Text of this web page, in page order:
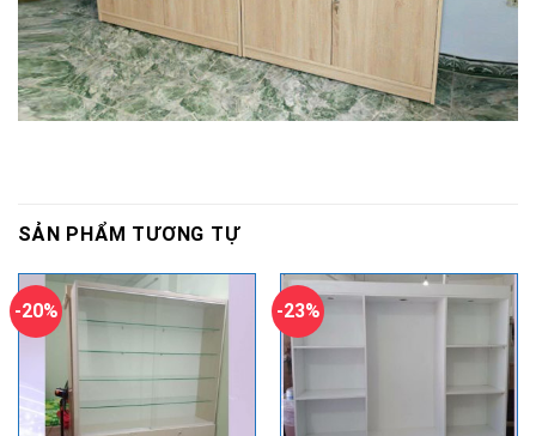
SẢN PHẨM TƯƠNG TỰ
-20% -23%